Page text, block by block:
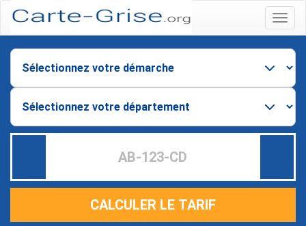
Menu
CALCULER LE TARIF